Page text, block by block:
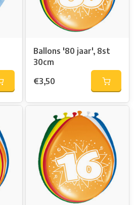
Ballons '80 jaar', 8st
30cm
€3,50